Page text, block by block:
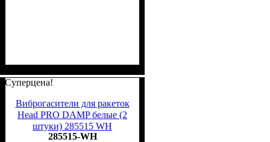
Суперцена!
Виброгасители для ракеток
Head PRO DAMP белые (2
штуки) 285515 WH
285515-WH